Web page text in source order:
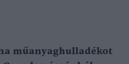
műanyaghulladékot